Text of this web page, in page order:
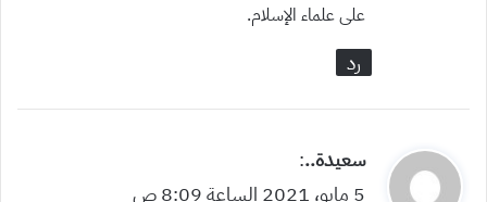
على علماء الإسلام.
رد
ي
ق
سعيدة..:
5 مايو، 2021 الساعة 8:09 ص